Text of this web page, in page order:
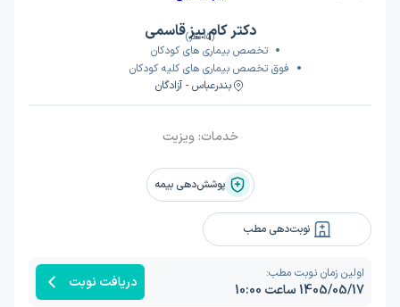
(15 نظر)
دکتر کام بیز قاسمی
تخصص بیماری های کودکان
فوق تخصص بیماری های کلیه کودکان
بندرعباس - آزادگان
خدمات:ویزیت
پوشش‌دهی بیمه
نوبت‌دهی مطب
اولین زمان نوبت مطب:
1405/05/17 ساعت 10:00 دریافت نوبت